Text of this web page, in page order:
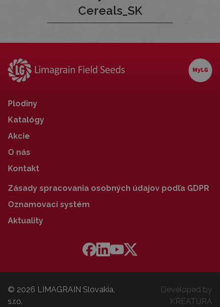
Cereals_SK
Plodiny
Katalógy
Akcie
O nás
Kontakt
Zásady spracovania osobných údajov podľa GDPR
Oznamovací systém
Aktuality
© 2026 LIMAGRAIN Slovakia,
s.r.o.
Developed by
KREATURA